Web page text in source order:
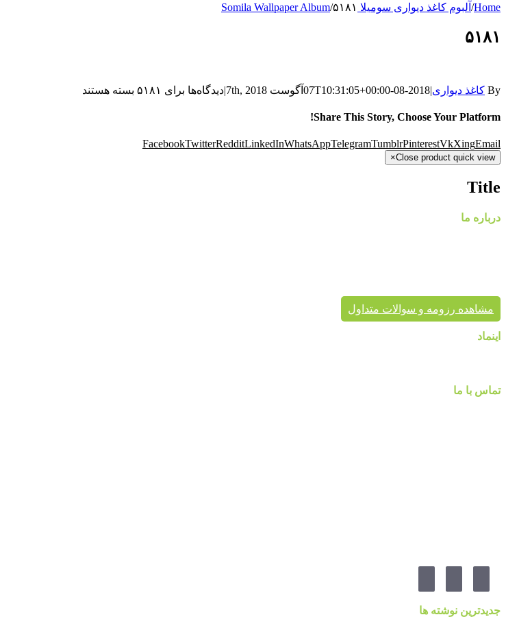
Home
/ آلبوم کاغذ دیواری سومیلا Somila Wallpaper Album /۵۱۸۱
۵۱۸۱
By کاغذ دیواری|
2018-08-07T10:31:05+00:00 آگوست 7th, 2018 |دیدگاه‌ها برای ۵۱۸۱ بسته هستند
Share This Story, Choose Your Platform!
FacebookTwitterRedditLinkedInWhatsAppTelegramTumblrPinterestVkXingEmail
Close product quick view
×
Title
درباره ما
مشاهده رزومه و سوالات متداول
اینماد
تماس با ما
جدیدترین نوشته ها